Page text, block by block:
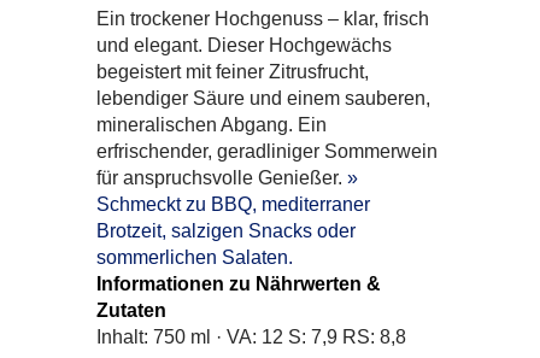
Ein trockener Hochgenuss – klar, frisch
und elegant. Dieser Hochgewächs
begeistert mit feiner Zitrusfrucht,
lebendiger Säure und einem sauberen,
mineralischen Abgang. Ein
erfrischender, geradliniger Sommerwein
für anspruchsvolle Genießer. »
Schmeckt zu BBQ, mediterraner
Brotzeit, salzigen Snacks oder
sommerlichen Salaten.
Informationen zu Nährwerten &
Zutaten
Inhalt: 750 ml · VA: 12 S: 7,9 RS: 8,8